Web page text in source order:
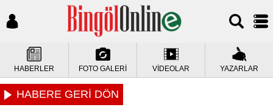
HABERLER FOTO GALERİ VİDEOLAR YAZARLAR
HABERE GERİ DÖN